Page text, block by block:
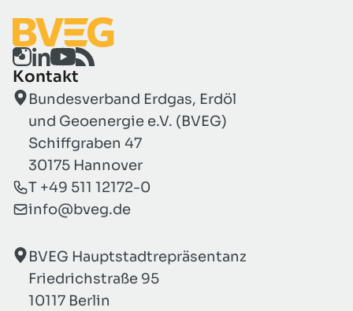
die sichere Versorgung mit Energie
vereinbar. In diesem Zusammenhang
tauchen häufige Fragen auf.
Verunreinigen Bohrungen das
Trinkwasser? Welchen Gefahren
bestehen durch Lagerstättenwasser?
Diese und andere Aspekte möchten wir
hier erörtern.
Kontakt
Bundesverband Erdgas, Erdöl
und Geoenergie e.V. (BVEG)
Schiffgraben 47
30175 Hannover
T +49 511 12172-0
info@bveg.de
BVEG Hauptstadtrepräsentanz
Friedrichstraße 95
10117 Berlin